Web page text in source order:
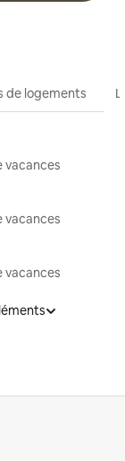
de logements
vacances
vacances
vacances